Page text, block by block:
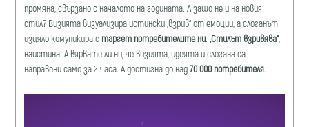
промяна, свързано с началото на годината. А защо не и на новия
стил? Визията визуализира истински „взрив“ от емоции, а слоганът
изцяло комуникира с таргет потребителите ни.„Стилът взривява“,
наистина! А вярвате ли ни, че визията, идеята и слогана са
направени само за 2 часа. А достигна до над70 000 потребителя.